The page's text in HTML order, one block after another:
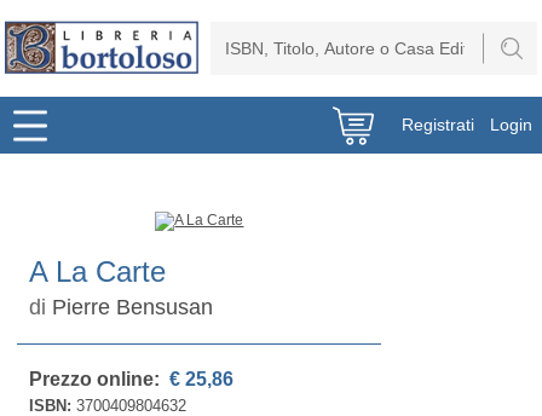
Registrati Login
A La Carte
di Pierre Bensusan
Prezzo online: € 25,86
ISBN:3700409804632